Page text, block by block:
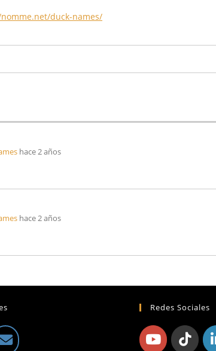
duck-names/
hace 2 años
hace 2 años
Redes Sociales